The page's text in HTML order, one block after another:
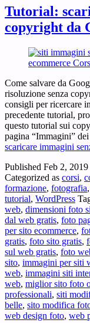
Tutorial:
copyright da
Come salvare da
risoluzione senza
consigli per ricercare
precedente tutorial,
questo tutorial sui
pagina “Immagini”
scaricare immagini
Published Feb 2, 2019
Categorized as corsi,
formazione, fotografia,
tutorial, WordPress
web, dimensioni foto
dal web gratis, foto
per sito ecommerce,
gratis, foto sito gratis,
sul web gratis, foto
sito, immagini per siti
web, immagini siti
web, miglior sito foto
professionali, siti
belle, sito modifica
web design foto, web